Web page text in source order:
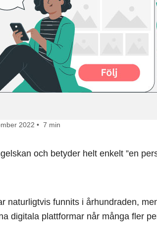
2022 • 7 min
och betyder helt enkelt ”en
naturligtvis funnits i århundraden,
digitala plattformar når många fler